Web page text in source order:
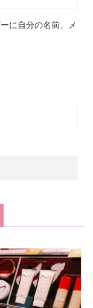
に自分の名前、メ